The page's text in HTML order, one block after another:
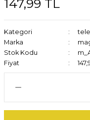
147,99 TL
Kategori
Marka
Stok Kodu
Fiyat